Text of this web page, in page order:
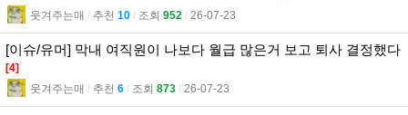
웃겨주는매 l 추천 10 l 조회 952 l 26-07-23
[이슈/유머] 막내 여직원이 나보다 월급 많은거 보고 퇴사 결정했다
[4]
웃겨주는매 l 추천 6 l 조회 873 l 26-07-23